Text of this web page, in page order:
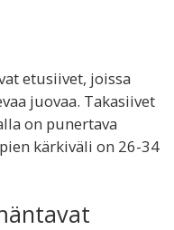
etusiivet, joissa
juovaa. Takasiivet
on punertava
kärkiväli on 26-34